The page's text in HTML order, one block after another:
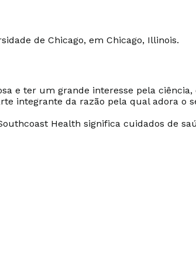
de Chicago, em Chicago, Illinois.
e ter um grande interesse pela
integrante da razão pela qual adora o
Health significa cuidados de